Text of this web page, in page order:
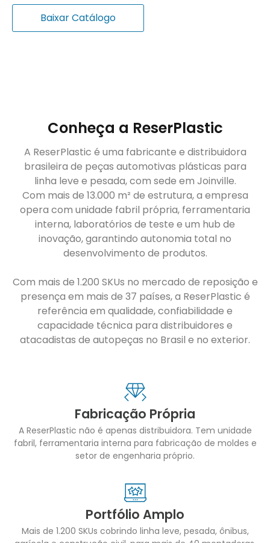
Baixar Catálogo
Conheça a ReserPlastic
A ReserPlastic é uma fabricante e distribuidora
brasileira de peças automotivas plásticas para
linha leve e pesada, com sede em Joinville.
Com mais de 13.000 m² de estrutura, a empresa
opera com unidade fabril própria, ferramentaria
interna, laboratórios de teste e um hub de
inovação, garantindo autonomia total no
desenvolvimento de produtos.
Com mais de 1.200 SKUs no mercado de reposição e
presença em mais de 37 países, a ReserPlastic é
referência em qualidade, confiabilidade e
capacidade técnica para distribuidores e
atacadistas de autopeças no Brasil e no exterior.
Fabricação Própria
A ReserPlastic não é apenas distribuidora. Tem unidade
fabril, ferramentaria interna para fabricação de moldes e
setor de engenharia próprio.
Portfólio Amplo
Mais de 1.200 SKUs cobrindo linha leve, pesada, ônibus,